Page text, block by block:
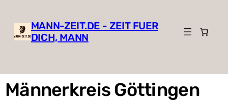
MANN-ZEIT.DE - ZEIT FUER
DICH, MANN
Männerkreis Göttingen